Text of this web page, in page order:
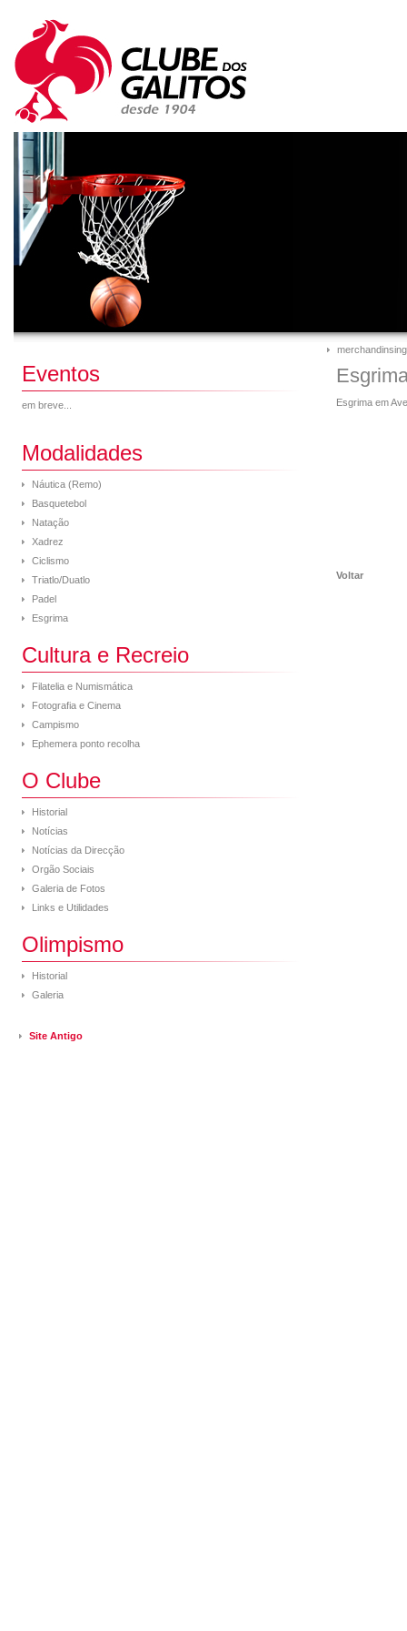
Eventos
em breve...
Modalidades
Náutica (Remo)
Basquetebol
Natação
Xadrez
Ciclismo
Triatlo/Duatlo
Padel
Esgrima
Cultura e Recreio
Filatelia e Numismática
Fotografia e Cinema
Campismo
Ephemera ponto recolha
O Clube
Historial
Notícias
Notícias da Direcção
Orgão Sociais
Galeria de Fotos
Links e Utilidades
Olimpismo
Historial
Galeria
Site Antigo
merchandinsing
Esgrima em
Voltar